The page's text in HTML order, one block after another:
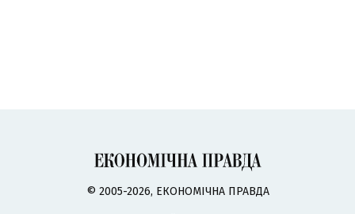
© 2005-2026, ЕКОНОМІЧНА ПРАВДА